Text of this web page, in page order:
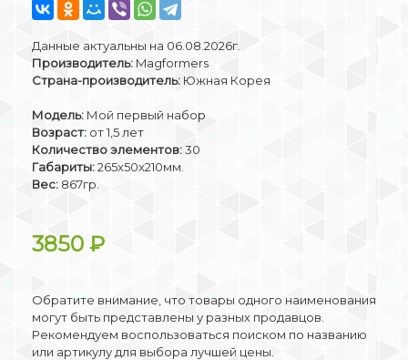
Данные актуальны на 06.08.2026г.
Производитель: Magformers
Страна-производитель: Южная Корея
Модель: Мой первый набор
Возраст: от 1,5 лет
Количество элементов:30
Габариты:265x50x210мм.
Вес: 867гр.
3850 ₽
Обратите внимание, что товары одного наименования
могут быть представлены у разных продавцов.
Рекомендуем воспользоваться поиском по названию
или артикулу для выбора лучшей цены.